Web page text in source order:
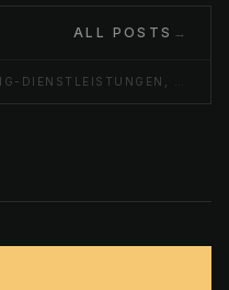
ALL POSTS →